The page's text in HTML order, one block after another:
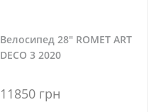
Велосипед 28" ROMET ART
DECO 3 2020
11850 грн